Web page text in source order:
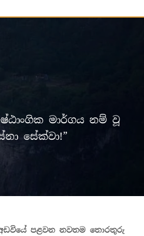
මාර්ගය නම් වූ
සේක්වා!”
පළවන නවතම තොරතුරු